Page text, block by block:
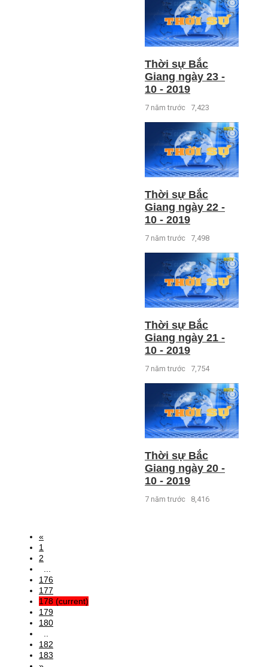
Thời sự Bắc
Giang ngày 23 -
10 - 2019
7 năm trước 7,423
Thời sự Bắc
Giang ngày 22 -
10 - 2019
7 năm trước 7,498
Thời sự Bắc
Giang ngày 21 -
10 - 2019
7 năm trước 7,754
Thời sự Bắc
Giang ngày 20 -
10 - 2019
7 năm trước 8,416
«
1
2
176
177
178 (current)
179
180
182
183